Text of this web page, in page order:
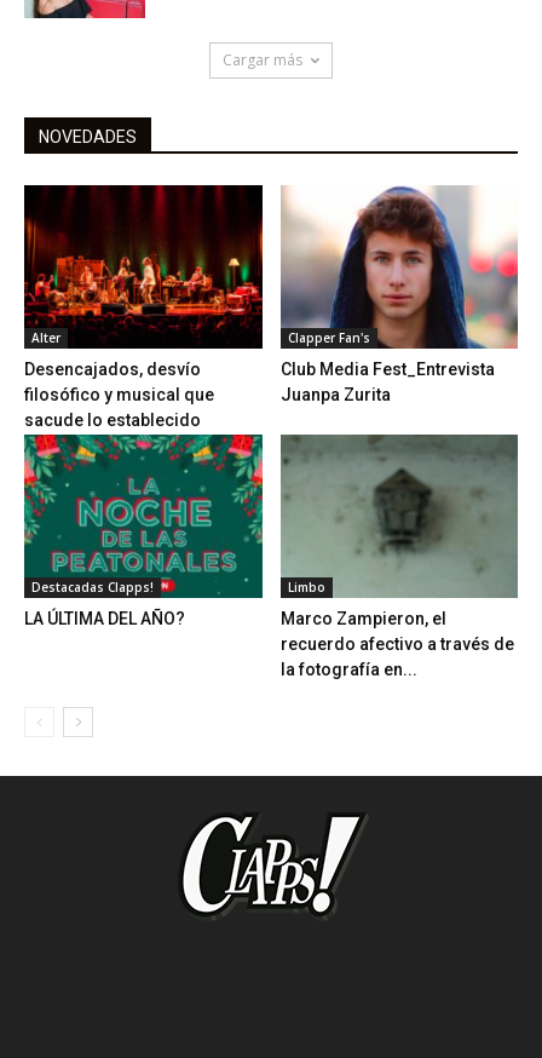
Cargar más
NOVEDADES
Alter
Desencajados, desvío
filosófico y musical que
sacude lo establecido
Clapper Fan's
Club Media Fest_Entrevista
Juanpa Zurita
Destacadas Clapps!
LA ÚLTIMA DEL AÑO?
Limbo
Marco Zampieron, el
recuerdo afectivo a través de
la fotografía en...